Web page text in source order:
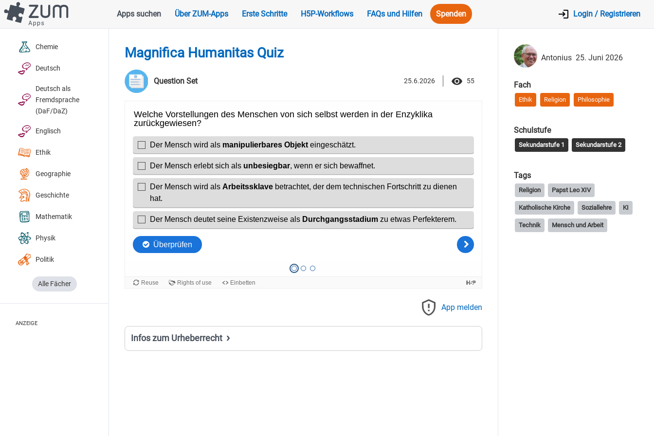
Direkt
zum
Inhalt
Hauptnavigation
Apps suchen Über ZUM-Apps Erste Schritte H5P-Workflows FAQs und Hilfen Spenden Login / Registrieren
Chemie
Deutsch
Deutsch als
Fremdsprache
(DaF/DaZ)
Englisch
Ethik
Geographie
Geschichte
Mathematik
Physik
Politik
Alle Fächer
ANZEIGE
Magnifica Humanitas Quiz
Question Set 25.6.2026 55
App melden
Infos zum Urheberrecht
Antonius 25. Juni 2026
Fach
Ethik Religion Philosophie
Schulstufe
Sekundarstufe 1 Sekundarstufe 2
Tags
Religion Papst Leo XIV
Katholische Kirche Soziallehre KI
Technik Mensch und Arbeit